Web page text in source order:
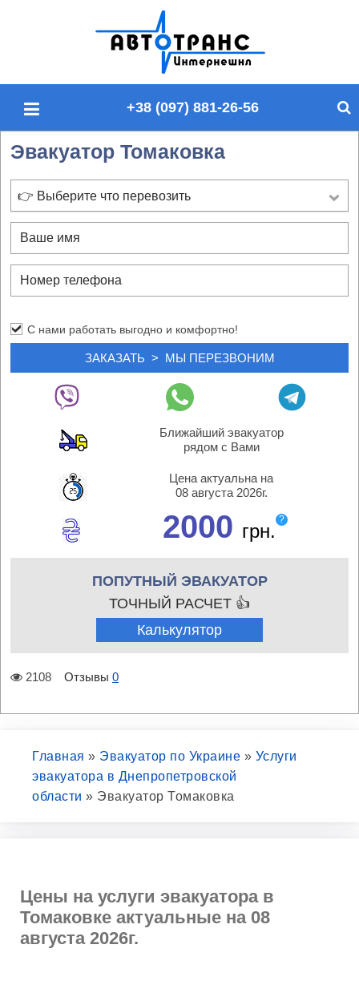
п
й
у
+38 (097) 881-26-56
Эвакуатор Томаковка
👉 Выберите что перевозить
С нами работать выгодно и комфортно!
Ближайший эвакуатор
рядом с Вами
Цена актуальна на
08 августа 2026г.
2000 грн.
?
ПОПУТНЫЙ ЭВАКУАТОР
ТОЧНЫЙ РАСЧЕТ 👍
Калькулятор
2108 Отзывы 0
Главная » Эвакуатор по Украине » Услуги
эвакуатора в Днепропетровской
области » Эвакуатор Томаковка
Цены на услуги эвакуатора в
Томаковке актуальные на 08
августа 2026г.